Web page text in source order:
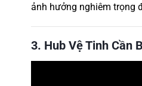
ảnh hưởng nghiêm trọng
3. Hub Vệ Tinh Cần